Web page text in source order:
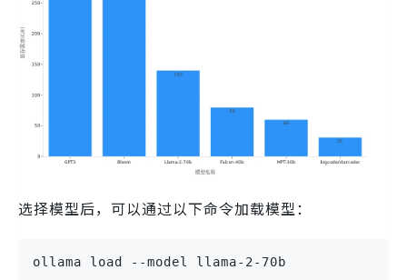
选择模型后，可以通过以下命令加载模型：
ollama load --model llama-2-70b